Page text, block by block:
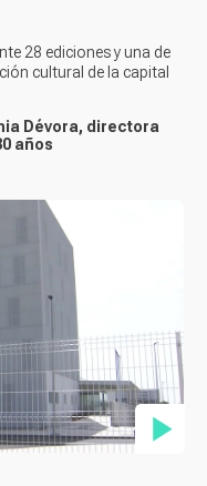
28 ediciones y una de
cultural de la capital
Dévora, directora
años